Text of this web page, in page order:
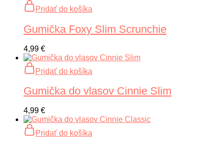
Pridať do košíka
Gumička Foxy Slim Scrunchie
4,99 €
Pridať do košíka
Gumička do vlasov Cinnie Slim
4,99 €
Pridať do košíka